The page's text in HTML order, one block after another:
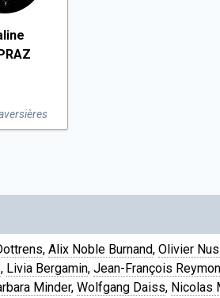
, Alix Noble Burnand, Olivier
, Livia Bergamin, Jean-François
Minder, Wolfgang Daiss, Nicolas